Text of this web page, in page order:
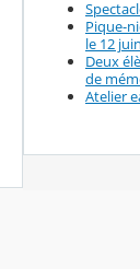
Pique-
le 12 juin
Deux
de
Atelier